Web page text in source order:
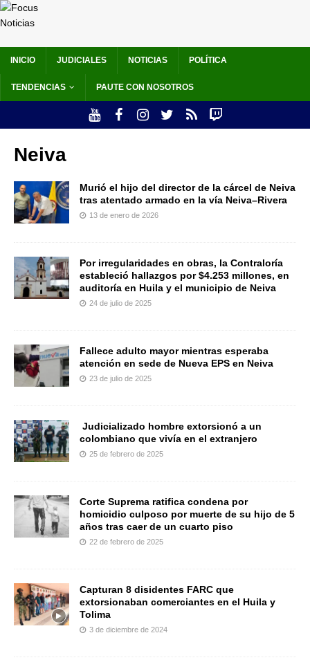
INICIO JUDICIALES NOTICIAS POLÍTICA
TENDENCIAS PAUTE CON NOSOTROS
Neiva
Murió el hijo del director de la cárcel de Neiva
tras atentado armado en la vía Neiva–Rivera
13 de enero de 2026
Por irregularidades en obras, la Contraloría
estableció hallazgos por $4.253 millones, en
auditoría en Huila y el municipio de Neiva
24 de julio de 2025
Fallece adulto mayor mientras esperaba
atención en sede de Nueva EPS en Neiva
23 de julio de 2025
Judicializado hombre extorsionó a un
colombiano que vivía en el extranjero
25 de febrero de 2025
Corte Suprema ratifica condena por
homicidio culposo por muerte de su hijo de 5
años tras caer de un cuarto piso
22 de febrero de 2025
Capturan 8 disidentes FARC que
extorsionaban comerciantes en el Huila y
Tolima
3 de diciembre de 2024